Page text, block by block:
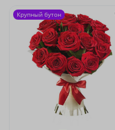
Крупный бутон